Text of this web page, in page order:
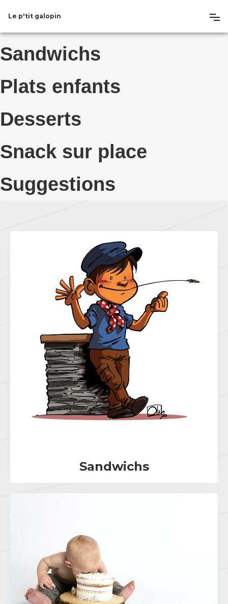
Le p'tit galopin
Sandwichs
Plats enfants
Desserts
Snack sur place
Suggestions
Sandwichs